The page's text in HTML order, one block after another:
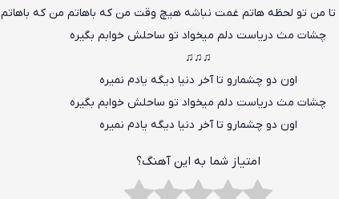
تا من تو لحظه هاتم غمت نباشه هیچ وقت من که باهاتم من که باهاتم
چشات مث دریاست دلم میخواد تو ساحلش خوابم بگیره
♫♫♫
اون دو چشمارو تا آخر دنیا دیگه یادم نمیره
چشات مث دریاست دلم میخواد تو ساحلش خوابم بگیره
اون دو چشمارو تا آخر دنیا دیگه یادم نمیره
امتیاز شما به این آهنگ؟